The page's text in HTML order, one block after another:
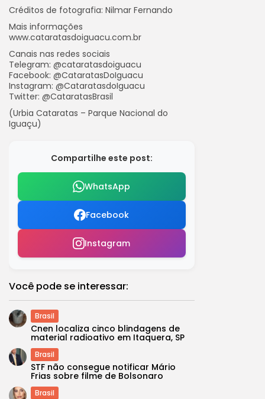
Créditos de fotografia: Nilmar Fernando
Mais informações
www.cataratasdoiguacu.com.br
Canais nas redes sociais
Telegram: @cataratasdoiguacu
Facebook: @CataratasDoIguacu
Instagram: @CataratasdoIguacu
Twitter: @CataratasBrasil
(Urbia Cataratas – Parque Nacional do
Iguaçu)
Compartilhe este post:
WhatsApp
Facebook
Instagram
Você pode se interessar:
Brasil
Cnen localiza cinco blindagens de
material radioativo em Itaquera, SP
Brasil
STF não consegue notificar Mário
Frias sobre filme de Bolsonaro
Brasil